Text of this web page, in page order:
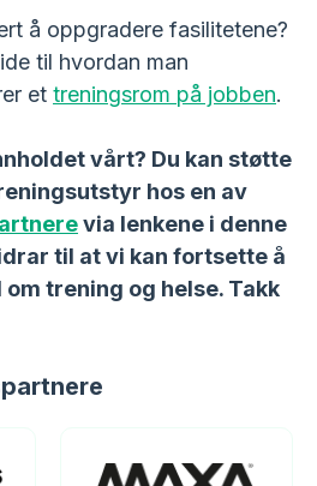
å oppgradere fasilitetene?
til hvordan man
et treningsrom på jobben.
vårt? Du kan støtte
hos en av
via lenkene i denne
til at vi kan fortsette å
trening og helse. Takk